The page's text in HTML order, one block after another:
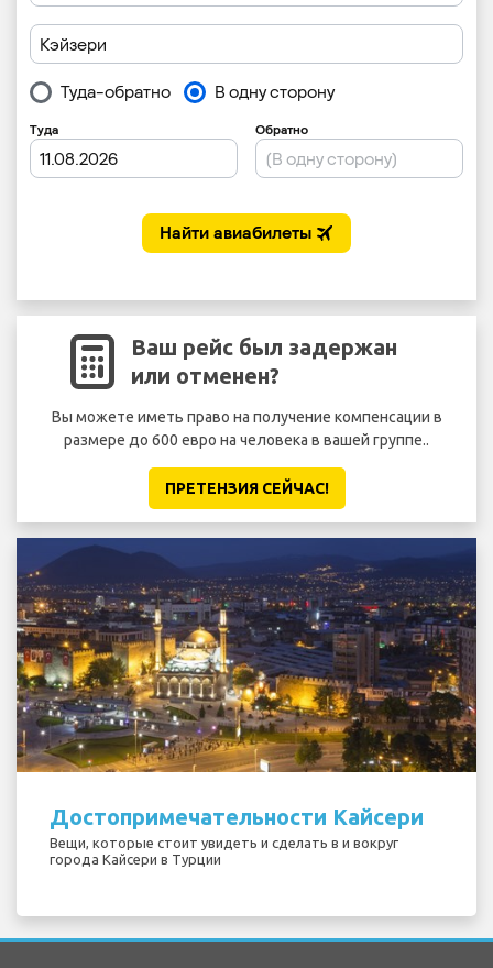
Ваш рейс был задержан
или отменен?
Вы можете иметь право на получение компенсации в
размере до 600 евро на человека в вашей группе..
ПРЕТЕНЗИЯ CЕЙЧАС!
Достопримечательности Кайсери
Вещи, которые стоит увидеть и сделать в и вокруг
города Кайсери в Турции